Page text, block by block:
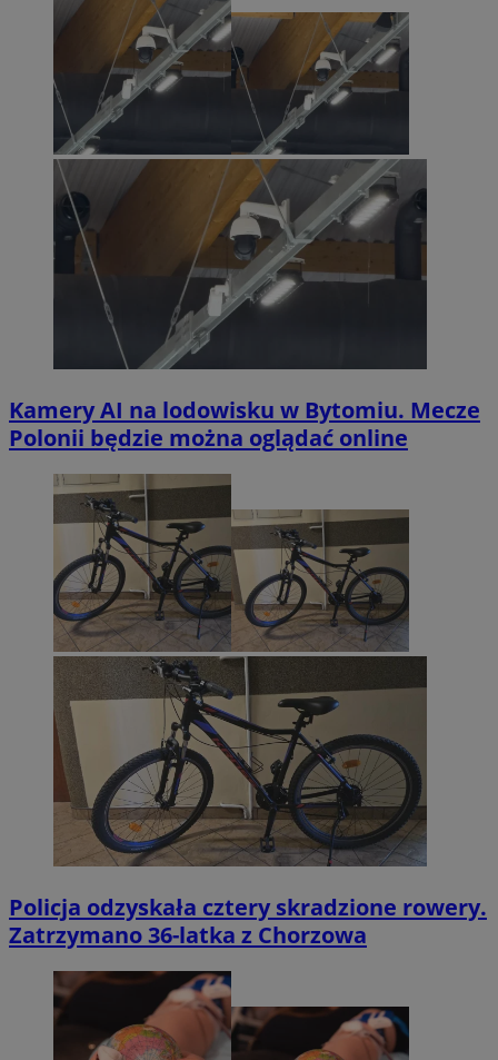
Kamery AI na lodowisku w Bytomiu. Mecze
Polonii będzie można oglądać online
Policja odzyskała cztery skradzione rowery.
Zatrzymano 36-latka z Chorzowa